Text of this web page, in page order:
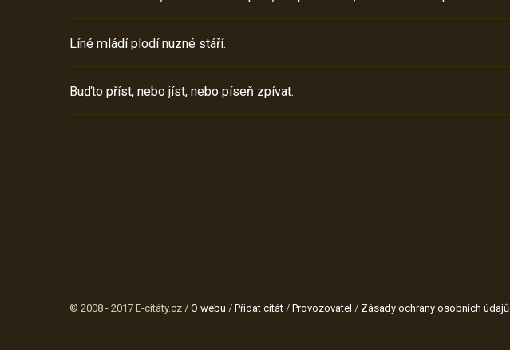
Líné mládí plodí nuzné stáří.
Buďto příst, nebo jíst, nebo píseň zpívat.
© 2008 - 2017 E-citáty.cz / O webu / Přidat citát / Provozovatel / Zásady ochrany osobních údajů